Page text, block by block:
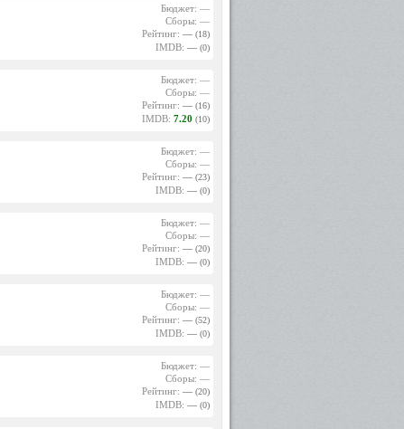
Бюджет: —
Сборы: —
Рейтинг: — (18)
IMDB: — (0)
Бюджет: —
Сборы: —
Рейтинг: — (16)
IMDB: 7.20 (10)
Бюджет: —
Сборы: —
Рейтинг: — (23)
IMDB: — (0)
Бюджет: —
Сборы: —
Рейтинг: — (20)
IMDB: — (0)
Бюджет: —
Сборы: —
Рейтинг: — (52)
IMDB: — (0)
Бюджет: —
Сборы: —
Рейтинг: — (20)
IMDB: — (0)